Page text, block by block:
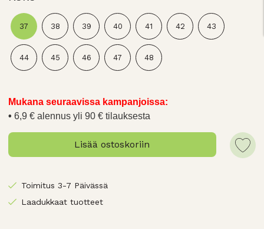
37 38 39 40 41 42 43
44 45 46 47 48
Mukana seuraavissa kampanjoissa:
6,9 € alennus yli 90 € tilauksesta
Lisää ostoskoriin
Toimitus 3-7 Päivässä
Laadukkaat tuotteet